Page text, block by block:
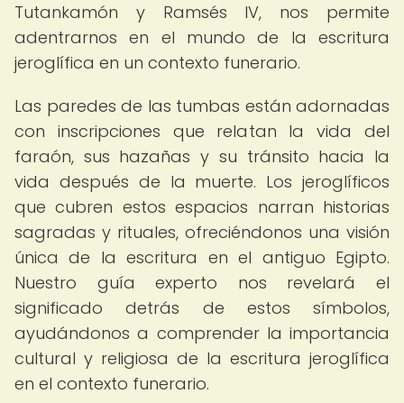
Tutankamón y Ramsés IV, nos permite
adentrarnos en el mundo de la escritura
jeroglífica en un contexto funerario.
Las paredes de las tumbas están adornadas
con inscripciones que relatan la vida del
faraón, sus hazañas y su tránsito hacia la
vida después de la muerte. Los jeroglíficos
que cubren estos espacios narran historias
sagradas y rituales, ofreciéndonos una visión
única de la escritura en el antiguo Egipto.
Nuestro guía experto nos revelará el
significado detrás de estos símbolos,
ayudándonos a comprender la importancia
cultural y religiosa de la escritura jeroglífica
en el contexto funerario.